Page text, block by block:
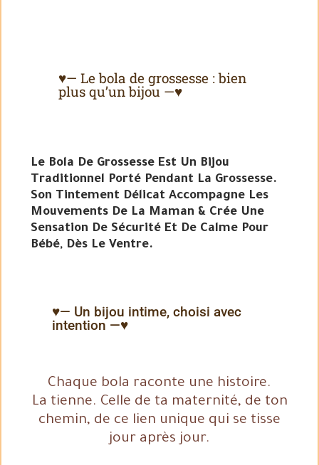
♥— Le bola de grossesse : bien
plus qu’un bijou —♥
Le Bola De Grossesse Est Un Bijou
Traditionnel Porté Pendant La Grossesse.
Son Tintement Délicat Accompagne Les
Mouvements De La Maman & Crée Une
Sensation De Sécurité Et De Calme Pour
Bébé, Dès Le Ventre.
♥— Un bijou intime, choisi avec
intention —♥
Chaque bola raconte une histoire.
La tienne. Celle de ta maternité, de ton
chemin, de ce lien unique qui se tisse
jour après jour.